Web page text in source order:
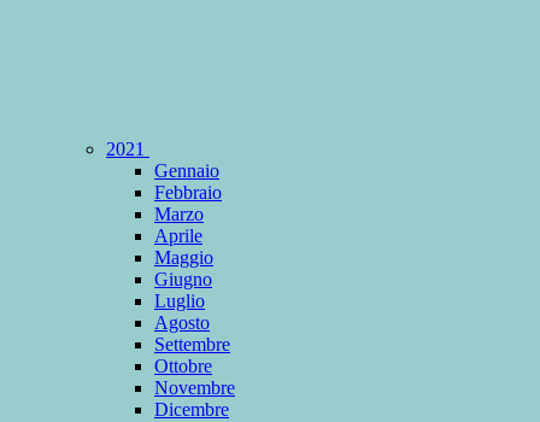
2021
Gennaio
Febbraio
Marzo
Aprile
Maggio
Giugno
Luglio
Agosto
Settembre
Ottobre
Novembre
Dicembre